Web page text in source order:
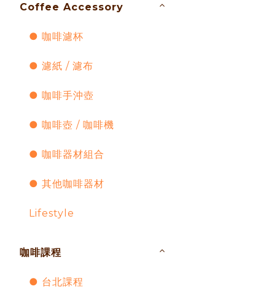
Coffee Accessory
● 咖啡濾杯
● 濾紙 / 濾布
● 咖啡手沖壺
● 咖啡壺 / 咖啡機
● 咖啡器材組合
● 其他咖啡器材
Lifestyle
咖啡課程
● 台北課程